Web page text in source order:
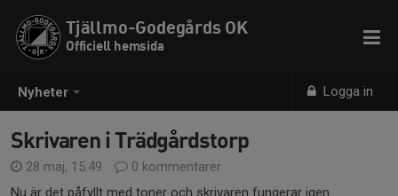
Nyheter Logga in
Tjällmo-Godegårds OK
Officiell hemsida
Skrivaren i Trädgårdstorp
28 maj, 15:49
0 kommentarer
Nu är det påfyllt med toner och skrivaren fungerar igen.